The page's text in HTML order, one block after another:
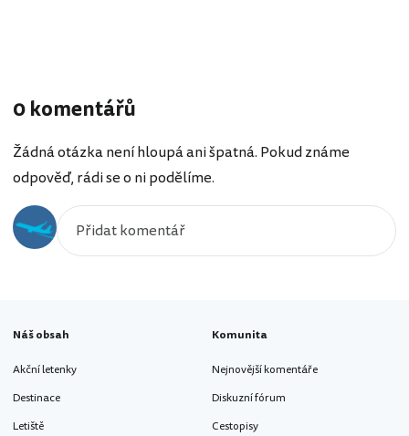
0 komentářů
Žádná otázka není hloupá ani špatná. Pokud známe
odpověď, rádi se o ni podělíme.
Náš obsah
Akční letenky
Destinace
Letiště
Komunita
Nejnovější komentáře
Diskuzní fórum
Cestopisy